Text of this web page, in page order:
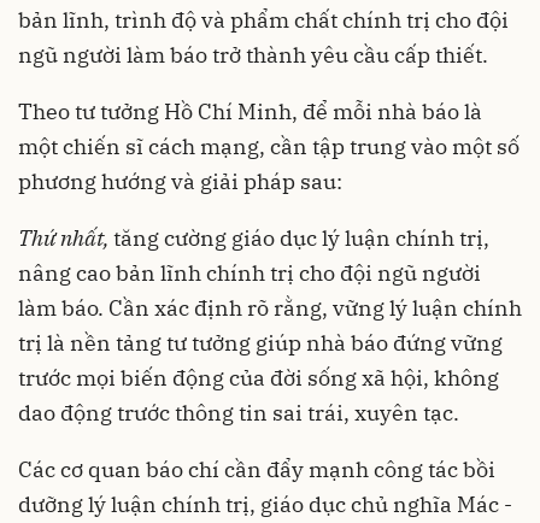
bản lĩnh, trình độ và phẩm chất chính trị cho đội
ngũ người làm báo trở thành yêu cầu cấp thiết.
Theo tư tưởng Hồ Chí Minh, để mỗi nhà báo là
một chiến sĩ cách mạng, cần tập trung vào một số
phương hướng và giải pháp sau:
Thứ nhất, tăng cường giáo dục lý luận chính trị,
nâng cao bản lĩnh chính trị cho đội ngũ người
làm báo. Cần xác định rõ rằng, vững lý luận chính
trị là nền tảng tư tưởng giúp nhà báo đứng vững
trước mọi biến động của đời sống xã hội, không
dao động trước thông tin sai trái, xuyên tạc.
Các cơ quan báo chí cần đẩy mạnh công tác bồi
dưỡng lý luận chính trị, giáo dục chủ nghĩa Mác -